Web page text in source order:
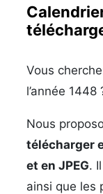
Vous
l’année
Nous
télécharger
et en JPEG.
ainsi que les